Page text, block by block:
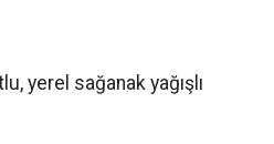
yerel sağanak yağışlı